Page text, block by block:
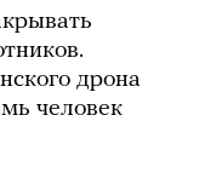
дрона
человек